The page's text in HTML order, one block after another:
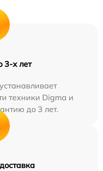
3-х лет
техники Digma и
до 3 лет.